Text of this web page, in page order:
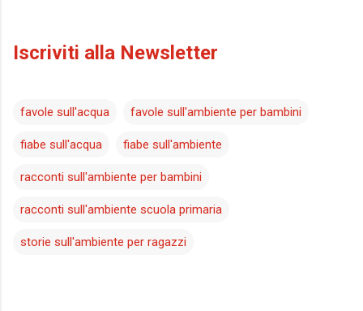
Iscriviti alla Newsletter
favole sull'acqua favole sull'ambiente per bambini
fiabe sull'acqua fiabe sull'ambiente
racconti sull'ambiente per bambini
racconti sull'ambiente scuola primaria
storie sull'ambiente per ragazzi